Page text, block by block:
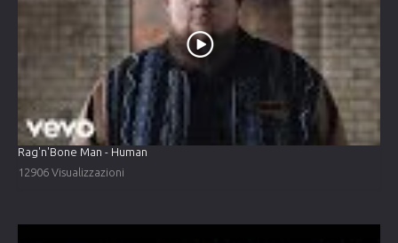
Rag'n'Bone Man - Human
12906 Visualizzazioni